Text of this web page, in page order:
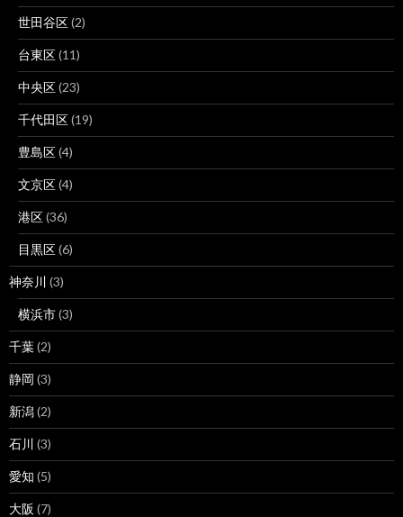
世田谷区(2)
台東区(11)
中央区(23)
千代田区(19)
豊島区(4)
文京区(4)
港区(36)
目黒区(6)
神奈川 (3)
横浜市(3)
千葉(2)
静岡 (3)
新潟(2)
石川 (3)
愛知 (5)
大阪 (7)